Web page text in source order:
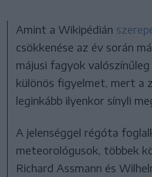
Amint a Wikipédián
csökkenése az év során
májusi fagyok
különös figyelmet, mert a
leginkább ilyenkor sínyli
A jelenséggel régóta
meteorológusok, többek
Richard Assmann és